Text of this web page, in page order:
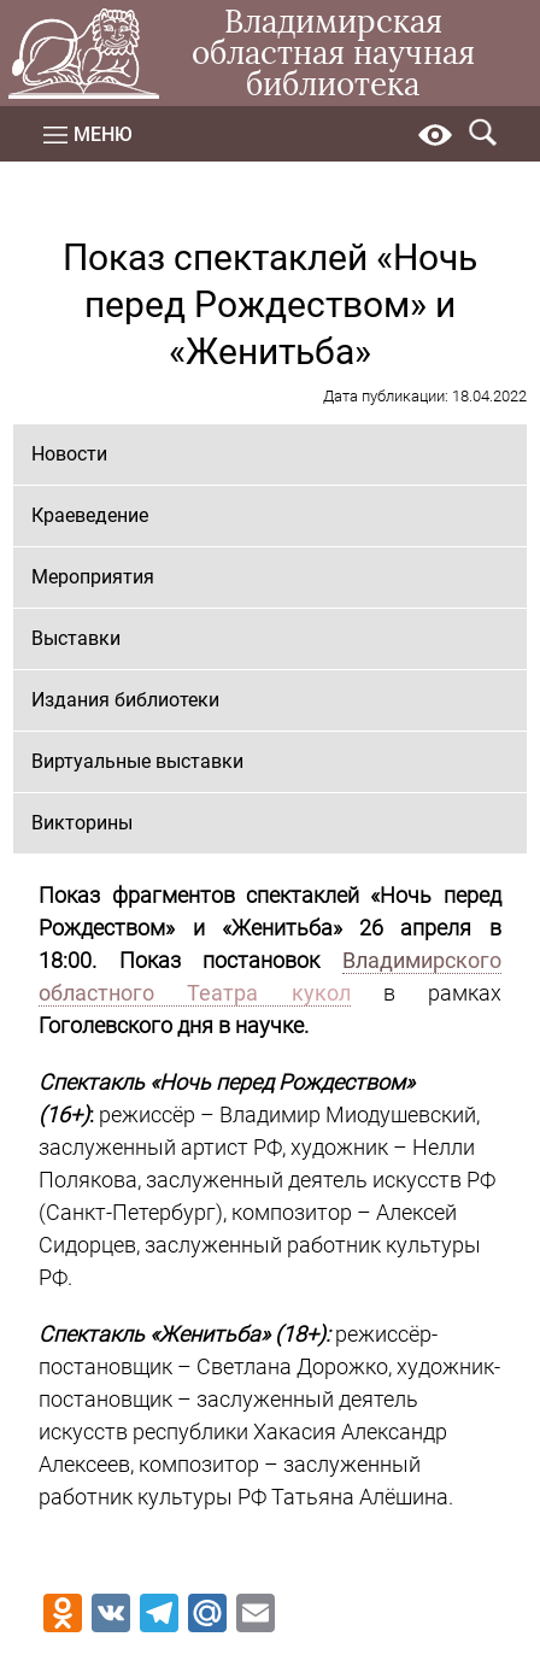
Владимирская
областная научная
библиотека
МЕНЮ
Показ спектаклей «Ночь
перед Рождеством» и
«Женитьба»
Дата публикации: 18.04.2022
Новости
Краеведение
Мероприятия
Выставки
Издания библиотеки
Виртуальные выставки
Викторины
Показ фрагментов спектаклей «Ночь перед
Рождеством»
и «Женитьба» 26 апреля в
18:00. Показ постановок
Владимирского
областного Театра кукол в рамках
Гоголевского дня в научке.
Спектакль «Ночь перед Рождеством»
(16+): режиссёр – Владимир Миодушевский,
заслуженный артист РФ, художник – Нелли
Полякова, заслуженный деятель искусств РФ
(Санкт-Петербург), композитор – Алексей
Сидорцев, заслуженный работник культуры
РФ.
Спектакль «Женитьба» (18+):режиссёр-
постановщик – Светлана Дорожко, художник-
постановщик – заслуженный деятель
искусств республики Хакасия Александр
Алексеев, композитор – заслуженный
работник культуры РФ Татьяна Алёшина.
Odnoklassniki
VK Telegram
Mail.Ru